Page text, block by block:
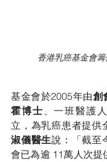
香港乳癌基金會
基金會於2005年由創
霍博士 、一班醫護
立，為乳癌患者提供
淑儀醫生說：「截至
會已為逾 11萬人次提